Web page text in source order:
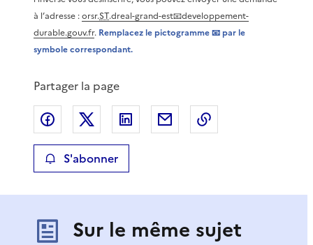
à l’adresse :orsr.ST.dreal-grand-est📧developpement-
durable.gouv.fr. Remplacez le pictogramme 📧​ par le
symbole correspondant.
Partager la page
Partager sur Facebook
Partager sur XPartager sur LinkedIn
Partager par email
S'abonner
Sur le même sujet